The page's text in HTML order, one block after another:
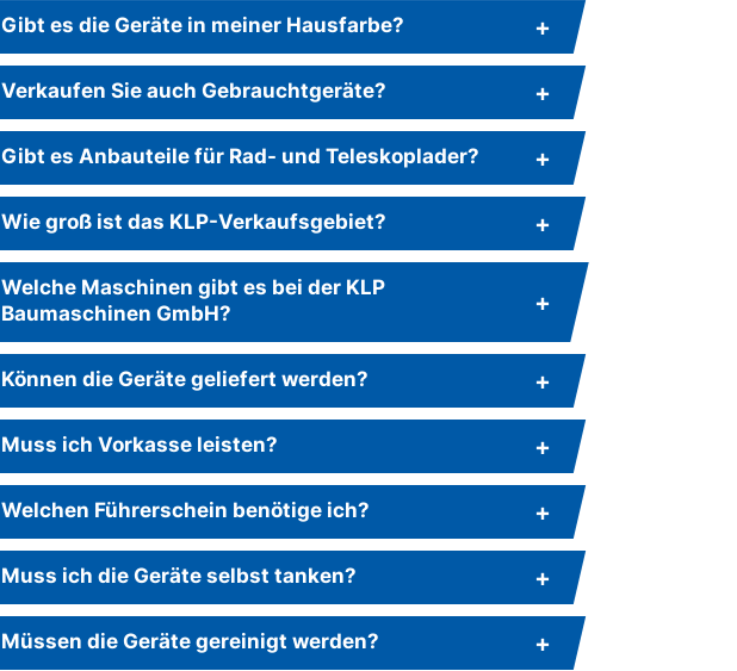
Gibt es die Geräte in meiner Hausfarbe?
Verkaufen Sie auch Gebrauchtgeräte?
Gibt es Anbauteile für Rad- und Teleskoplader?
Wie groß ist das KLP-Verkaufsgebiet?
Welche Maschinen gibt es bei der KLP
Baumaschinen GmbH?
Können die Geräte geliefert werden?
Muss ich Vorkasse leisten?
Welchen Führerschein benötige ich?
Muss ich die Geräte selbst tanken?
Müssen die Geräte gereinigt werden?